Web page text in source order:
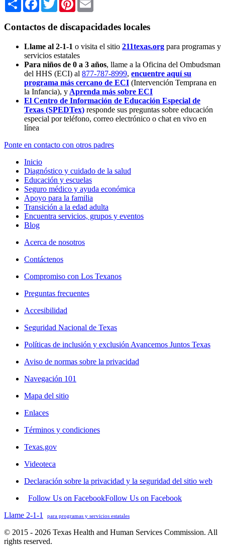
Contactos de discapacidades locales
Llame al 2-1-1 o visita el sitio 211texas.org para programas y
servicios estatales
Para niños de 0 a 3 años, llame a la Oficina del Ombudsman
del HHS (ECI) al 877-787-8999, encuentre aquí su
programa más cercano de ECI (Intervención Temprana en
la Infancia), y Aprenda más sobre ECI
El Centro de Información de Educación Especial de
Texas (SPEDTex) responde sus preguntas sobre educación
especial por teléfono, correo electrónico o chat en vivo en
línea
Ponte en contacto con otros padres
Inicio
Diagnóstico y cuidado de la salud
Educación y escuelas
Seguro médico y ayuda económica
Apoyo para la familia
Transición a la edad adulta
Encuentra servicios, grupos y eventos
Blog
Acerca de nosotros
Contáctenos
Compromiso con Los Texanos
Preguntas frecuentes
Accesibilidad
Seguridad Nacional de Texas
Políticas de inclusión y exclusión Avancemos Juntos Texas
Aviso de normas sobre la privacidad
Navegación 101
Mapa del sitio
Enlaces
Términos y condiciones
Texas.gov
Videoteca
Declaración sobre la privacidad y la seguridad del sitio web
Follow Us on FacebookFollow Us on Facebook
Llame 2-1-1
para programas y servicios estatales
© 2015 - 2026 Texas Health and Human Services Commission. All
rights reserved.